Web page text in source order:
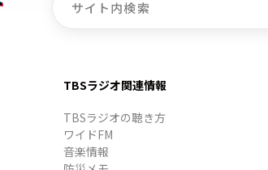
TBSラジオ関連情報
TBSラジオの聴き方
ワイドFM
音楽情報